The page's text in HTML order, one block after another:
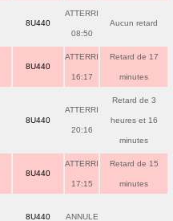
8U440
ATTERRI
08:50
Aucun retard
8U440
ATTERRI
16:17
Retard de 17
minutes
8U440
ATTERRI
20:16
Retard de 3
heures et 16
minutes
8U440
ATTERRI
17:15
Retard de 15
minutes
8U440 ANNULE